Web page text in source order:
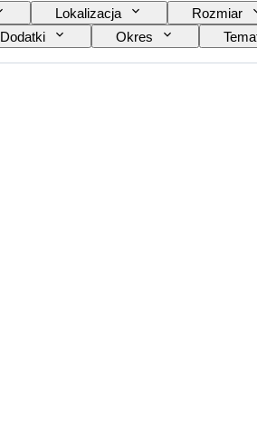
Lokalizacja Rozmiar
Dodatki Okres
Era Sprzedawane przez